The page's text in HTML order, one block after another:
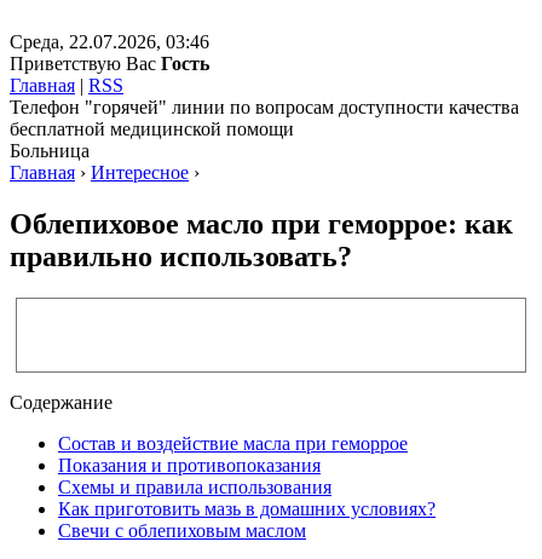
Среда, 22.07.2026, 03:46
Приветствую Вас Гость
Главная | RSS
Телефон "горячей" линии по вопросам доступности качества
бесплатной медицинской помощи
Больница
Главная › Интересное ›
Облепиховое масло при геморрое: как
правильно использовать?
Содержание
Состав и воздействие масла при геморрое
Показания и противопоказания
Схемы и правила использования
Как приготовить мазь в домашних условиях?
Свечи с облепиховым маслом